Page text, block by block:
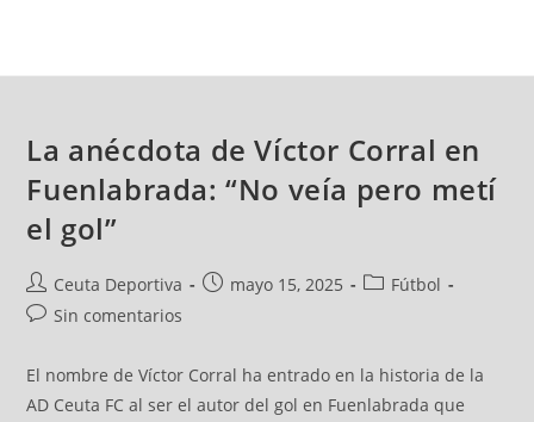
La anécdota de Víctor Corral en
Fuenlabrada: “No veía pero metí
el gol”
Ceuta Deportiva mayo 15, 2025
Fútbol
Sin comentarios
El nombre de Víctor Corral ha entrado en la historia de la
AD Ceuta FC al ser el autor del gol en Fuenlabrada que